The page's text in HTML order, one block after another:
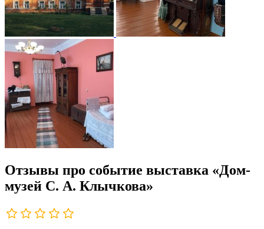
Отзывы про событие выставка «Дом-
музей С. А. Клычкова»